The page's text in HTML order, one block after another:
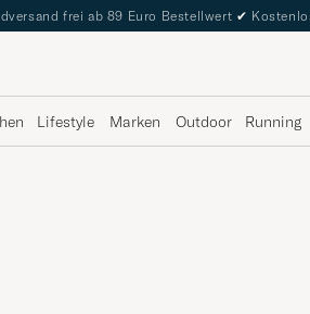
frei ab 89 Euro Bestellwert ✔
Lifestyle Marken Outdoor Running